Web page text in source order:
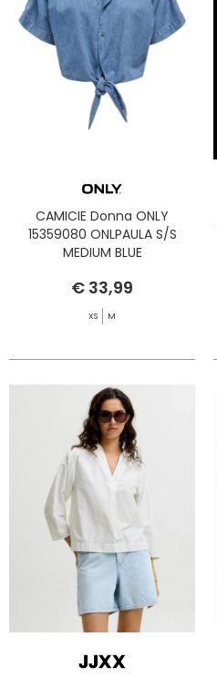
CAMICIE Donna ONLY
15359080 ONLPAULA S/S
MEDIUM BLUE
€ 33,99
XS M